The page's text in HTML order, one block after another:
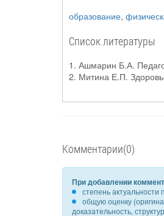
образование,
Список литературы
1. Ашмарин Б.А.
2. Митина Е.П.
Комментарии(0)
При добавлении
степень актуальности
общую оценку
доказательность,